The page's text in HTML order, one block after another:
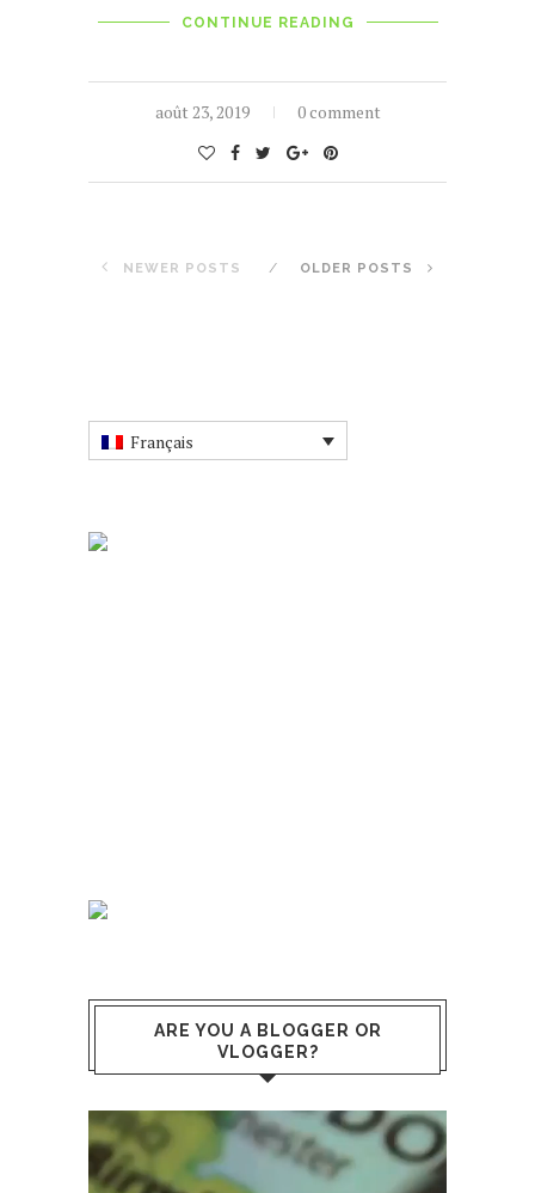
CONTINUE READING
août 23, 2019 0 comment
NEWER POSTS OLDER POSTS
Français
ARE YOU A BLOGGER OR
VLOGGER?
Lecteur
vidéo